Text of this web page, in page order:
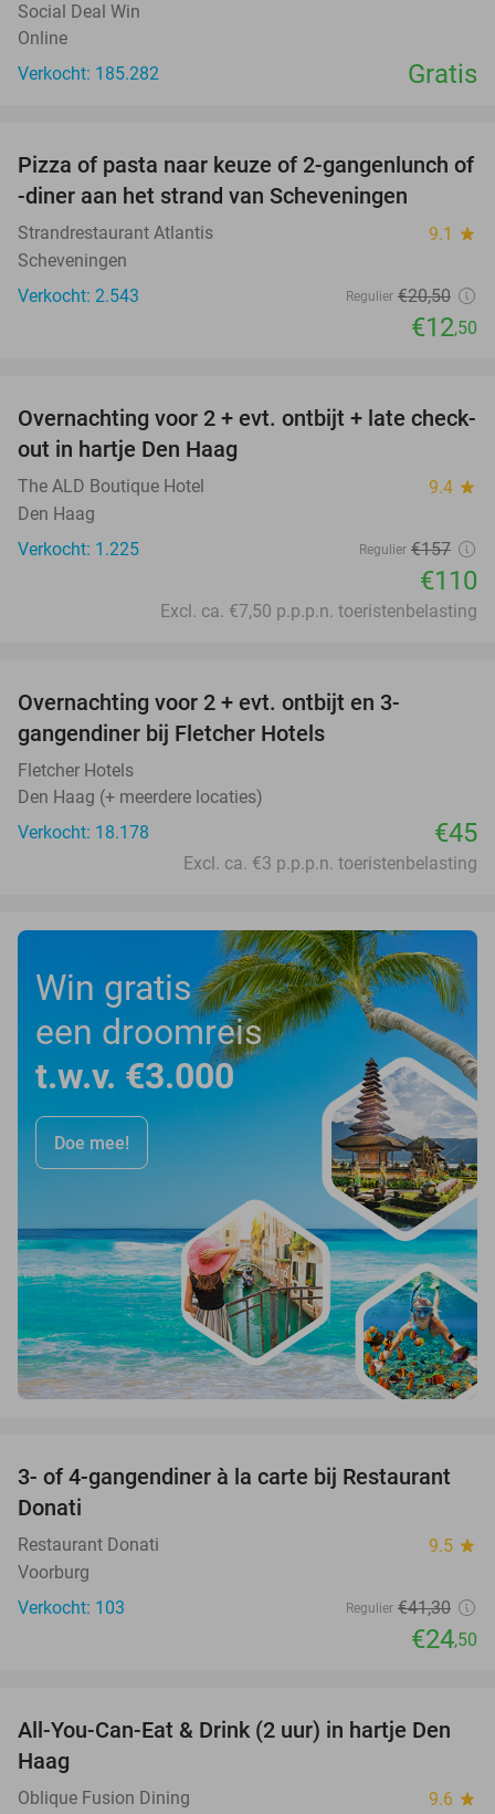
Social Deal Win
Online
Verkocht: 185.282
Gratis
39%
Pizza of pasta naar keuze of 2-gangenlunch of
-diner aan het strand van Scheveningen
Strandrestaurant Atlantis 9.1 star
Scheveningen
Verkocht: 2.543
Regulier €20,50
€12,50
30%
Overnachting voor 2 + evt. ontbijt + late check-
out in hartje Den Haag
The ALD Boutique Hotel 9.4 star
Den Haag
Verkocht: 1.225
Regulier €157
€110
Excl. ca. €7,50 p.p.p.n. toeristenbelasting
Overnachting voor 2 + evt. ontbijt en 3-
gangendiner bij Fletcher Hotels
Fletcher Hotels
Den Haag (+ meerdere locaties)
Verkocht: 18.178
€45
Excl. ca. €3 p.p.p.n. toeristenbelasting
Win gratis
een droomreis
t.w.v. €3.000
Doe mee!
41%
3- of 4-gangendiner à la carte bij Restaurant
Donati
Restaurant Donati 9.5 star
Voorburg
Verkocht: 103
Regulier €41,30
€24,50
20%
All-You-Can-Eat & Drink (2 uur) in hartje Den
Haag
Oblique Fusion Dining 9.6 star